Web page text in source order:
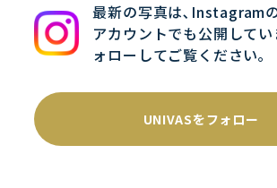
最新の写真は､Instagram
アカウントでも公開して
ォローしてご覧ください｡
UNIVASをフォロー